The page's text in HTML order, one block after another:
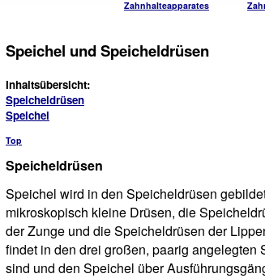
Zahnhalteapparates
Speichel und Speicheldrüsen
Inhaltsübersicht:
Speicheldrüsen
Speichel
Top
Speicheldrüsen
Speichel wird in den Speicheldrüsen
mikroskopisch kleine Drüsen, die
der Zunge und die Speicheldrüsen der
findet in den drei großen, paarig
sind und den Speichel über